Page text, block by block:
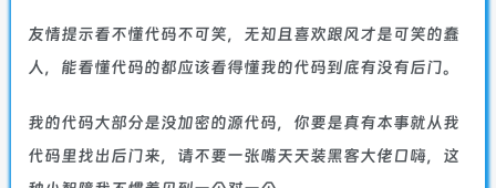
友情提示看不懂代码不可笑，无知且喜欢跟风才是可笑的蠢
人，能看懂代码的都应该看得懂我的代码到底有没有后门。
我的代码大部分是没加密的源代码，你要是真有本事就从我
代码里找出后门来，请不要一张嘴天天装黑客大佬口嗨，这